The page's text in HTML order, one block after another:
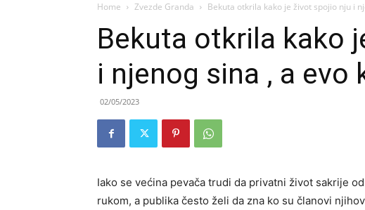
Media
Home Zvezde Granda Bekuta otkrila kako je život spojio nju i
Bekuta otkrila kako
i njenog sina , a evo
02/05/2023
Iako se većina pevača trudi da privatni život sakrije
rukom, a publika često želi da zna ko su članovi